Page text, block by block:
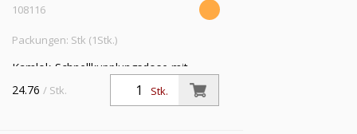
108116
Packungen: Stk (1Stk.)
Kamlok-Schnellkupplungsdose mit
Innengewinde, Typ D, ES 1.4401, G 1,
für Stecker-Ø 37 mm, PN max. 16 bar,
Stk.
24.76 / Stk.